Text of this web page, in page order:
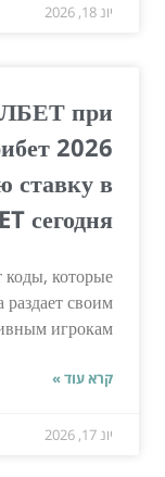
יונ 18, 2026
при
2026
ставку в
сегодня
которые
раздает своим
игрокам...
קרא עוד »
יונ 17, 2026